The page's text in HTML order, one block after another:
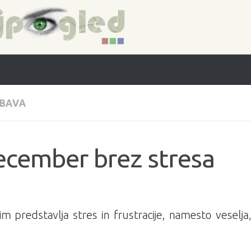
brez stresa
predstavlja stres in frustracije, namesto veselja,